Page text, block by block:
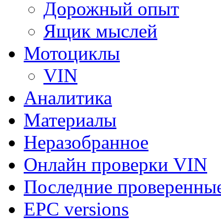
Дорожный опыт
Ящик мыслей
Мотоциклы
VIN
Аналитика
Материалы
Неразобранное
Онлайн проверки VIN
Последние
EPC versions